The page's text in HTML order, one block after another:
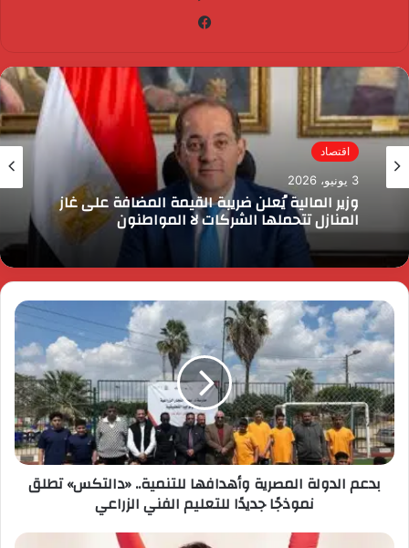
اقتصاد
3 يونيو، 2026
وزير المالية يُعلن ضريبة القيمة المضافة على غاز
المنازل تتحملها الشركات لا المواطنون
بدعم الدولة المصرية وأهدافها للتنمية.. «دالتكس» تطلق
نموذجًا جديدًا للتعليم الفني الزراعي